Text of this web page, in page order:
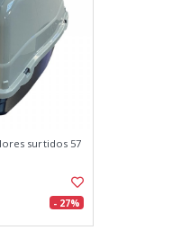
surtidos 57
- 27%